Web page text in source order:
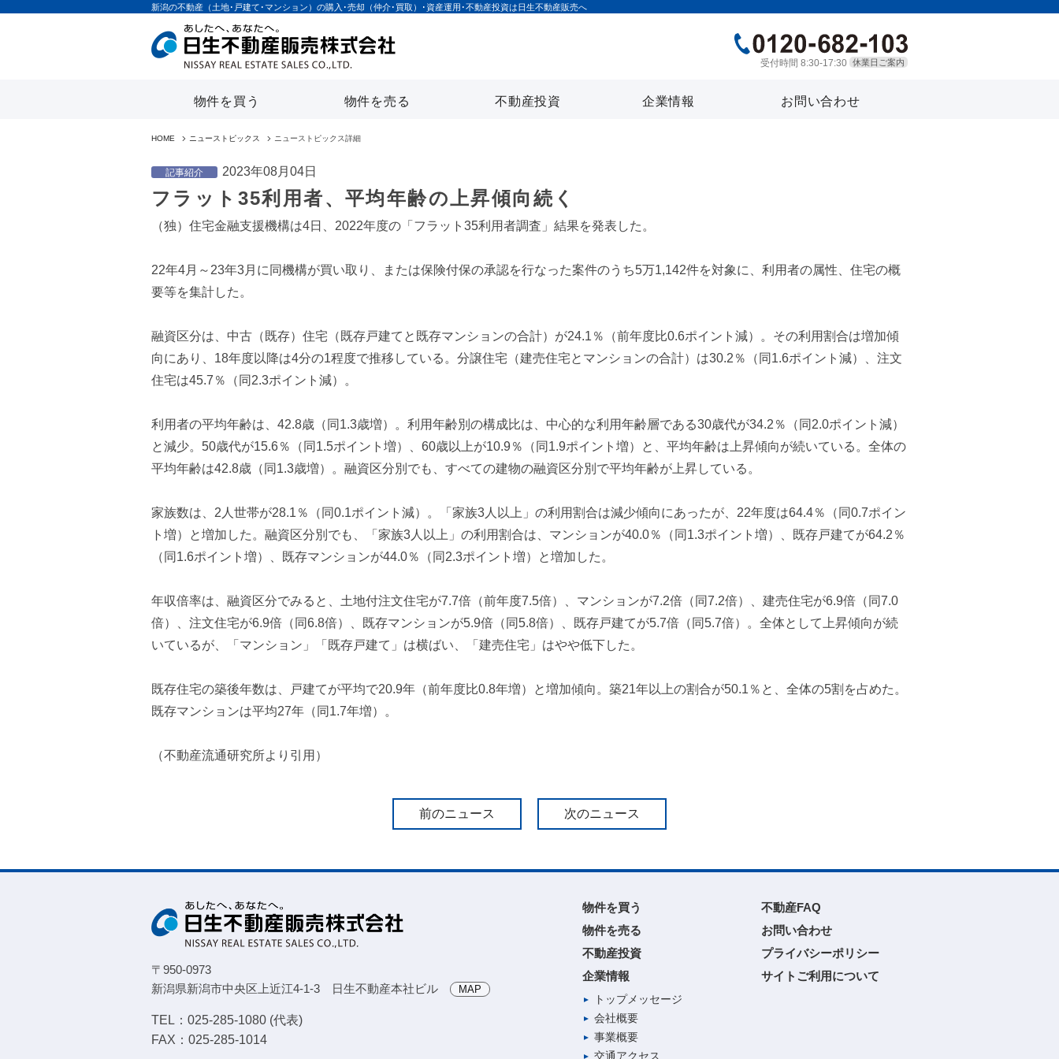
新潟の不動産（土地･戸建て･マンション）の購入･売却（仲介･買取）･資産運用･不動産投資は日生不動産販売へ
受付時間 8:30-17:30 休業日ご案内
物件を買う 物件を売る 不動産投資 企業情報 お問い合わせ
HOME ニューストピックス ニューストピックス詳細
記事紹介 2023年08月04日
フラット35利用者、平均年齢の上昇傾向続く
（独）住宅金融支援機構は4日、2022年度の「フラット35利用者調査」結果を発表した。
22年4月～23年3月に同機構が買い取り、または保険付保の承認を行なった案件のうち5万1,142件を対象に、利用者の属性、住宅の概
要等を集計した。
融資区分は、中古（既存）住宅（既存戸建てと既存マンションの合計）が24.1％（前年度比0.6ポイント減）。その利用割合は増加傾
向にあり、18年度以降は4分の1程度で推移している。分譲住宅（建売住宅とマンションの合計）は30.2％（同1.6ポイント減）、注文
住宅は45.7％（同2.3ポイント減）。
利用者の平均年齢は、42.8歳（同1.3歳増）。利用年齢別の構成比は、中心的な利用年齢層である30歳代が34.2％（同2.0ポイント減）
と減少。50歳代が15.6％（同1.5ポイント増）、60歳以上が10.9％（同1.9ポイント増）と、平均年齢は上昇傾向が続いている。全体の
平均年齢は42.8歳（同1.3歳増）。融資区分別でも、すべての建物の融資区分別で平均年齢が上昇している。
家族数は、2人世帯が28.1％（同0.1ポイント減）。「家族3人以上」の利用割合は減少傾向にあったが、22年度は64.4％（同0.7ポイン
ト増）と増加した。融資区分別でも、「家族3人以上」の利用割合は、マンションが40.0％（同1.3ポイント増）、既存戸建てが64.2％
（同1.6ポイント増）、既存マンションが44.0％（同2.3ポイント増）と増加した。
年収倍率は、融資区分でみると、土地付注文住宅が7.7倍（前年度7.5倍）、マンションが7.2倍（同7.2倍）、建売住宅が6.9倍（同7.0
倍）、注文住宅が6.9倍（同6.8倍）、既存マンションが5.9倍（同5.8倍）、既存戸建てが5.7倍（同5.7倍）。全体として上昇傾向が続
いているが、「マンション」「既存戸建て」は横ばい、「建売住宅」はやや低下した。
既存住宅の築後年数は、戸建てが平均で20.9年（前年度比0.8年増）と増加傾向。築21年以上の割合が50.1％と、全体の5割を占めた。
既存マンションは平均27年（同1.7年増）。
（不動産流通研究所より引用）
前のニュース 次のニュース
〒950-0973
新潟県新潟市中央区上近江4-1-3
日生不動産本社ビル MAP
TEL：025-285-1080 (代表)
FAX：025-285-1014
物件を買う
物件を売る
不動産投資
企業情報
トップメッセージ
会社概要
事業概要
交通アクセス
不動産FAQ
お問い合わせ
プライバシーポリシー
サイトご利用について